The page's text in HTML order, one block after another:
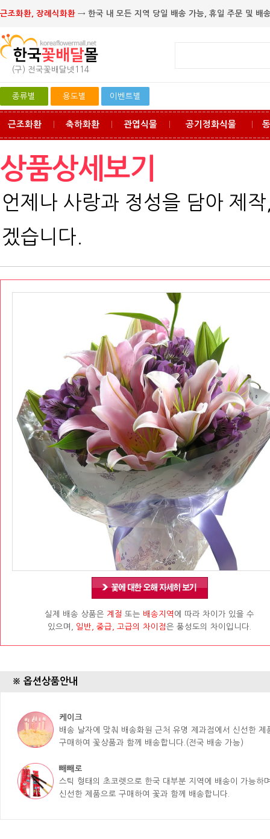
근조화환, 장례식화환 → 한국 내 모든 지역 당일 배송 가능, 휴일 주문 및 배
(구) 전국꽃배달넷114
종류별 용도별 이벤트별
근조화환 축하화환 관엽식물 공기정화식물
상품상세보기
언제나 사랑과 정성을 담아 제
겠습니다.
실제 배송 상품은 계절 또는 배송지역 에 따라 차이가 있을 수
있으며, 일반, 중급, 고급의 차이점은 풍성도의 차이입니다.
※ 옵션상품안내
케이크
배송 날자에 맞춰 배송화원 근처 유명 제과점에서 신선한 제
구매하여 꽃상품과 함께 배송합니다.(전국 배송 가능)
빼빼로
스틱 형태의 초코렛으로 한국 대부분 지역에 배송이 가능하
신선한 제품으로 구매하여 꽃과 함께 배송합니다.